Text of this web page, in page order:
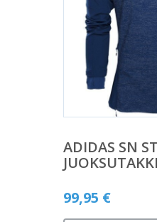
ADIDAS SN
JUOKSUTAKKI
99,95 €